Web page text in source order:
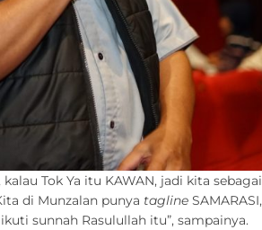
Tok Ya itu KAWAN, jadi kita
di Munzalan punya tagline SAMARASI,
sunnah Rasulullah itu”, sampainya.